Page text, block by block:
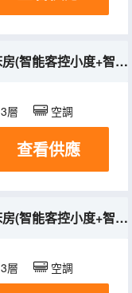
高級智能大床房(智能客控小度+智能馬桶+手機投屏)
3層 空調
電視機
查看供應
高級智能雙床房(智能客控小度+智能馬桶+手機投屏)
3層 空調